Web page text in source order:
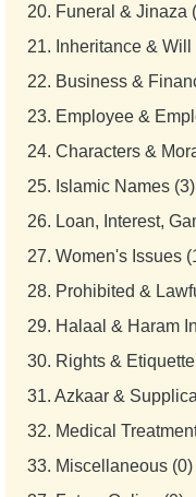
20. Funeral & Jinaza
21. Inheritance &
22. Business &
23. Employee &
24. Characters &
25. Islamic Names (3)
26. Loan, Interest,
27. Women's Issues
28. Prohibited &
29. Halaal & Haram
30. Rights &
31. Azkaar &
32. Medical
33. Miscellaneous (0)